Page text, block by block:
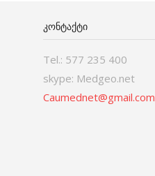
ᲙᲝᲜᲢᲐᲥᲢᲘ
Tel.: 577 235 400
skype: Medgeo.net
Caumednet@gmail.com